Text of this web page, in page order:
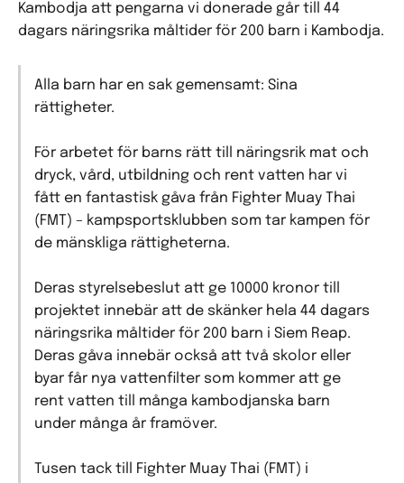
Kambodja att pengarna vi donerade går till 44
dagars näringsrika måltider för 200 barn i Kambodja.
Alla barn har en sak gemensamt: Sina
rättigheter.
För arbetet för barns rätt till näringsrik mat och
dryck, vård, utbildning och rent vatten har vi
fått en fantastisk gåva från Fighter Muay Thai
(FMT) – kampsportsklubben som tar kampen för
de mänskliga rättigheterna.
Deras styrelsebeslut att ge 10000 kronor till
projektet innebär att de skänker hela 44 dagars
näringsrika måltider för 200 barn i Siem Reap.
Deras gåva innebär också att två skolor eller
byar får nya vattenfilter som kommer att ge
rent vatten till många kambodjanska barn
under många år framöver.
Tusen tack till Fighter Muay Thai (FMT) i